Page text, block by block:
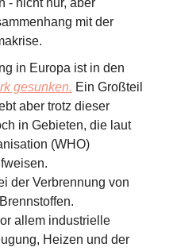
- nicht nur, aber
mit der
in Europa ist in den
gesunken. Ein Großteil
aber trotz dieser
in Gebieten, die laut
(WHO)
der Verbrennung von
allem industrielle
Heizen und der